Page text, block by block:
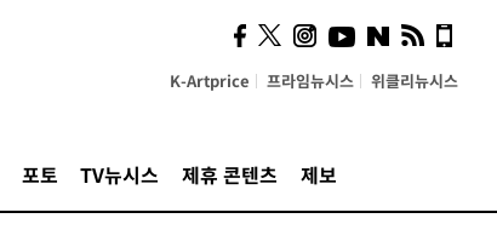
K-Artprice 프라임뉴시스 위클리뉴시스
포토 TV뉴시스 제휴 콘텐츠 제보
사이 해답 찾았죠"…알을
깨고 나온 '초자아'